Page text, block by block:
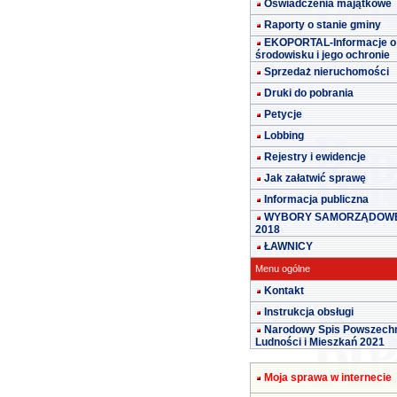
Oświadczenia majątkowe
Raporty o stanie gminy
EKOPORTAL-Informacje o
środowisku i jego ochronie
Sprzedaż nieruchomości
Druki do pobrania
Petycje
Lobbing
Rejestry i ewidencje
Jak załatwić sprawę
Informacja publiczna
WYBORY
2018
ŁAWNICY
Menu ogólne
Kontakt
Instrukcja obsługi
Narodowy Spis
Ludności i Mieszkań 2021
Moja sprawa w internecie